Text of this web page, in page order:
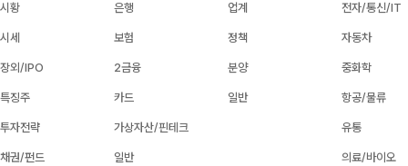
시황
시세
장외/IPO
특징주
투자전략
채권/펀드
은행
보험
2금융
카드
가상자산/핀테크
일반
업계
정책
분양
일반
전자/통신/IT
자동차
중화학
항공/물류
유통
의료/바이오